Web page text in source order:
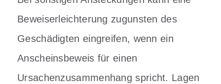
Beweiserleichterung zugunsten des
Geschädigten eingreifen, wenn ein
Anscheinsbeweis für einen
Ursachenzusammenhang spricht. Lagen